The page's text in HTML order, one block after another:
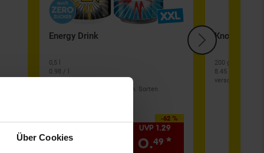
Über Cookies
Energy Drink
0,5 l
0.98 / l
taurin- & koffeinhaltig, versch. Sorten
-62 %
UVP 1.29
0.49 *
Knoppers
200 g
8.45 / kg
versch. Sorten